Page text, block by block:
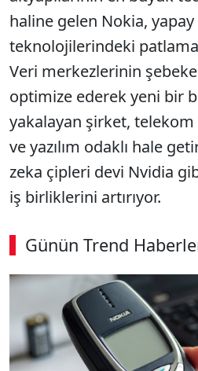
haline gelen Nokia, yapay
teknolojilerindeki
Veri merkezlerinin şebeke
optimize ederek yeni bir
yakalayan şirket, telekom
ve yazılım odaklı hale
zeka çipleri devi Nvidia
iş birliklerini artırıyor.
Günün Trend
SÖZCÜ SON DAKİKA